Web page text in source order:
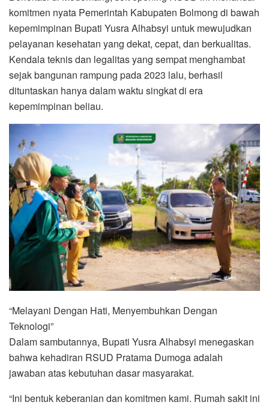
komitmen nyata Pemerintah Kabupaten Bolmong di bawah
kepemimpinan Bupati Yusra Alhabsyi untuk mewujudkan
pelayanan kesehatan yang dekat, cepat, dan berkualitas.
Kendala teknis dan legalitas yang sempat menghambat
sejak bangunan rampung pada 2023 lalu, berhasil
dituntaskan hanya dalam waktu singkat di era
kepemimpinan beliau.
“Melayani Dengan Hati, Menyembuhkan Dengan
Teknologi”
Dalam sambutannya, Bupati Yusra Alhabsyi menegaskan
bahwa kehadiran RSUD Pratama Dumoga adalah
jawaban atas kebutuhan dasar masyarakat.
“Ini bentuk keberanian dan komitmen kami. Rumah sakit ini